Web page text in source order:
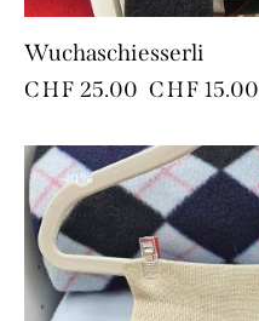
Wuchaschiesserli
CHF 25.00 CHF 15.00
-40%